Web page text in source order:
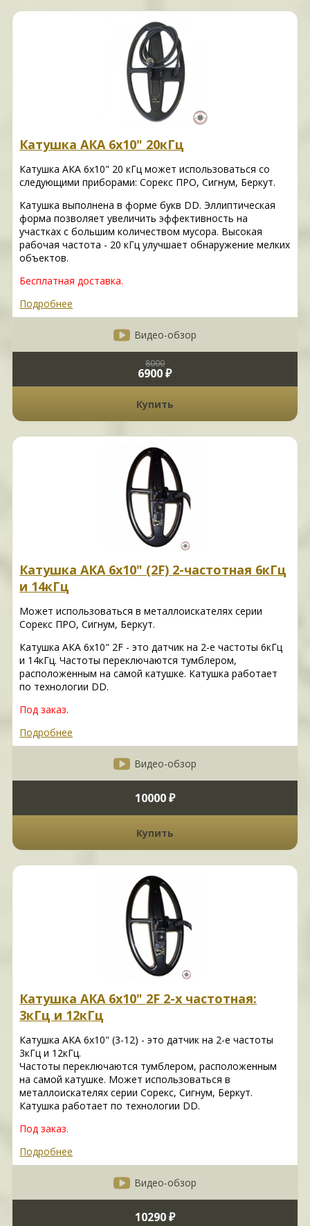
Катушка АКА 6х10" 20кГц
Катушка АКА 6х10" 20 кГц может использоваться со
следующими приборами: Сорекс ПРО, Сигнум, Беркут.
Катушка выполнена в форме букв DD. Эллиптическая
форма позволяет увеличить эффективность на
участках с большим количеством мусора. Высокая
рабочая частота - 20 кГц улучшает обнаружение мелких
объектов.
Бесплатная доставка.
Подробнее
Видео-обзор
8000
6900 ₽
Купить
Катушка АКА 6х10" (2F) 2-частотная 6кГц
и 14кГц
Может использоваться в металлоискателях серии
Сорекс ПРО, Сигнум, Беркут.
Катушка АКА 6х10" 2F - это датчик на 2-е частоты 6кГц
и 14кГц. Частоты переключаются тумблером,
расположенным на самой катушке. Катушка работает
по технологии DD.
Под заказ.
Подробнее
Видео-обзор
10000 ₽
Купить
Катушка АКА 6х10" 2F 2-х частотная:
3кГц и 12кГц
Катушка АКА 6х10" (3-12) - это датчик на 2-е частоты
3кГц и 12кГц.
Частоты переключаются тумблером, расположенным
на самой катушке. Может использоваться в
металлоискателях серии Сорекс, Сигнум, Беркут.
Катушка работает по технологии DD.
Под заказ.
Подробнее
Видео-обзор
10290 ₽